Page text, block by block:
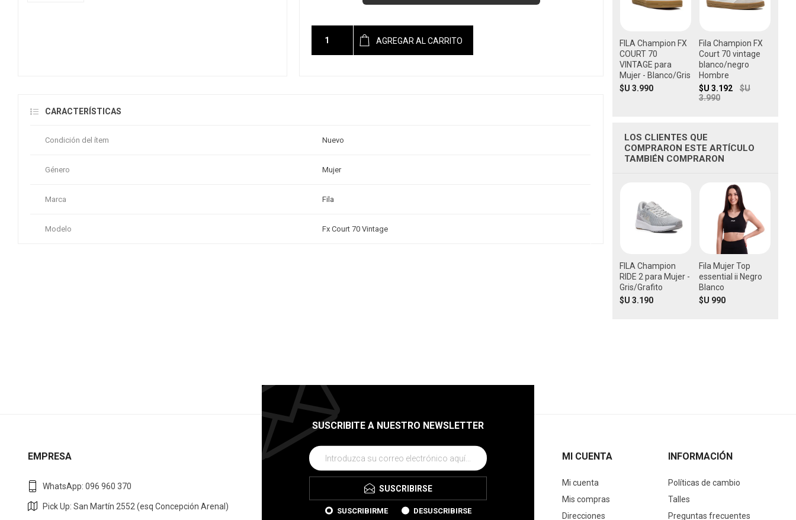
AGREGAR AL CARRITO
CARACTERÍSTICAS
Condición del ítem Nuevo
Género Mujer
Marca Fila
Modelo Fx Court 70 Vintage
FILA Champion FX
COURT 70
VINTAGE para
Mujer - Blanco/Gris
$U 3.990
Fila Champion FX
Court 70 vintage
blanco/negro
Hombre
$U 3.192
$U
3.990
LOS CLIENTES QUE
COMPRARON ESTE ARTÍCULO
TAMBIÉN COMPRARON
FILA Champion
RIDE 2 para Mujer -
Gris/Grafito
$U 3.190
Fila Mujer Top
essential ii Negro
Blanco
$U 990
SUSCRIBITE A NUESTRO NEWSLETTER
SUSCRIBIRSE
SUSCRIBIRME DESUSCRIBIRSE
EMPRESA
WhatsApp: 096 960 370
Pick Up: San Martín 2552 (esq Concepción Arenal)
MI CUENTA
Mi cuenta
Mis compras
Direcciones
INFORMACIÓN
Políticas de cambio
Talles
Preguntas frecuentes